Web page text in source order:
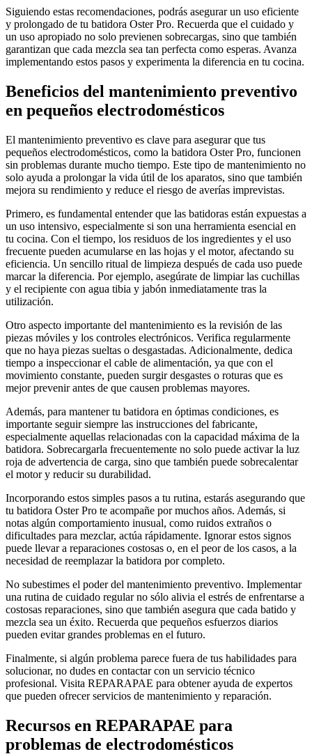
Siguiendo estas recomendaciones, podrás asegurar un uso eficiente
y prolongado de tu batidora Oster Pro. Recuerda que el cuidado y
un uso apropiado no solo previenen sobrecargas, sino que también
garantizan que cada mezcla sea tan perfecta como esperas. Avanza
implementando estos pasos y experimenta la diferencia en tu cocina.
Beneficios del mantenimiento preventivo
en pequeños electrodomésticos
El mantenimiento preventivo es clave para asegurar que tus
pequeños electrodomésticos, como la batidora Oster Pro, funcionen
sin problemas durante mucho tiempo. Este tipo de mantenimiento no
solo ayuda a prolongar la vida útil de los aparatos, sino que también
mejora su rendimiento y reduce el riesgo de averías imprevistas.
Primero, es fundamental entender que las batidoras están expuestas a
un uso intensivo, especialmente si son una herramienta esencial en
tu cocina. Con el tiempo, los residuos de los ingredientes y el uso
frecuente pueden acumularse en las hojas y el motor, afectando su
eficiencia. Un sencillo ritual de limpieza después de cada uso puede
marcar la diferencia. Por ejemplo, asegúrate de limpiar las cuchillas
y el recipiente con agua tibia y jabón inmediatamente tras la
utilización.
Otro aspecto importante del mantenimiento es la revisión de las
piezas móviles y los controles electrónicos. Verifica regularmente
que no haya piezas sueltas o desgastadas. Adicionalmente, dedica
tiempo a inspeccionar el cable de alimentación, ya que con el
movimiento constante, pueden surgir desgastes o roturas que es
mejor prevenir antes de que causen problemas mayores.
Además, para mantener tu batidora en óptimas condiciones, es
importante seguir siempre las instrucciones del fabricante,
especialmente aquellas relacionadas con la capacidad máxima de la
batidora. Sobrecargarla frecuentemente no solo puede activar la luz
roja de advertencia de carga, sino que también puede sobrecalentar
el motor y reducir su durabilidad.
Incorporando estos simples pasos a tu rutina, estarás asegurando que
tu batidora Oster Pro te acompañe por muchos años. Además, si
notas algún comportamiento inusual, como ruidos extraños o
dificultades para mezclar, actúa rápidamente. Ignorar estos signos
puede llevar a reparaciones costosas o, en el peor de los casos, a la
necesidad de reemplazar la batidora por completo.
No subestimes el poder del mantenimiento preventivo. Implementar
una rutina de cuidado regular no sólo alivia el estrés de enfrentarse a
costosas reparaciones, sino que también asegura que cada batido y
mezcla sea un éxito. Recuerda que pequeños esfuerzos diarios
pueden evitar grandes problemas en el futuro.
Finalmente, si algún problema parece fuera de tus habilidades para
solucionar, no dudes en contactar con un servicio técnico
profesional. Visita REPARAPAE para obtener ayuda de expertos
que pueden ofrecer servicios de mantenimiento y reparación.
Recursos en REPARAPAE para
problemas de electrodomésticos